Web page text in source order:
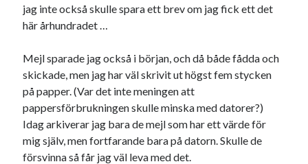
jag inte också skulle spara ett brev om jag fick ett det
här århundradet …
Mejl sparade jag också i början, och då både fådda och
skickade, men jag har väl skrivit ut högst fem stycken
på papper. (Var det inte meningen att
pappersförbrukningen skulle minska med datorer?)
Idag arkiverar jag bara de mejl som har ett värde för
mig själv, men fortfarande bara på datorn. Skulle de
försvinna så får jag väl leva med det.